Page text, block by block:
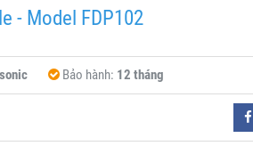
- Model FDP102
Bảo hành: 12 tháng